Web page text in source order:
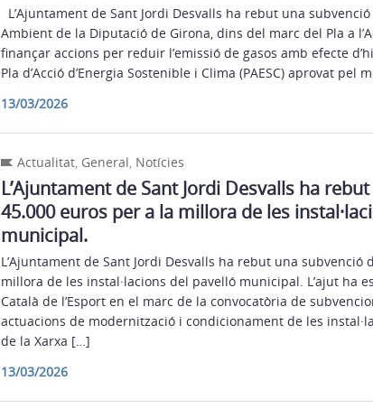
L’Ajuntament de Sant Jordi Desvalls ha rebut una
Ambient de la Diputació de Girona, dins del marc del Pla a
finançar accions per reduir l’emissió de gasos amb efecte
Pla d’Acció d’Energia Sostenible i Clima (PAESC) aprovat
13/03/2026
Actualitat, General, Notícies
L’Ajuntament de Sant Jordi Desvalls ha
45.000 euros per a la millora de les
municipal.
L’Ajuntament de Sant Jordi Desvalls ha rebut una subvenció
millora de les instal·lacions del pavelló municipal. L’ajut ha
Català de l’Esport en el marc de la convocatòria de
actuacions de modernització i condicionament de les
de la Xarxa […]
13/03/2026